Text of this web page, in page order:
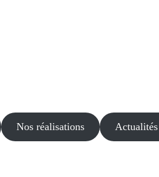
Nos réalisations Actualités